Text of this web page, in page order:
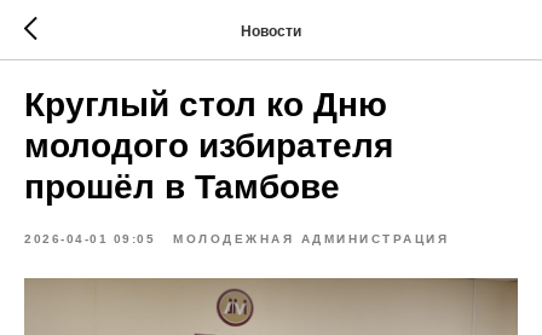
Новости
Круглый стол ко Дню
молодого избирателя
прошёл в Тамбове
2026-04-01 09:05 МОЛОДЕЖНАЯ АДМИНИСТРАЦИЯ